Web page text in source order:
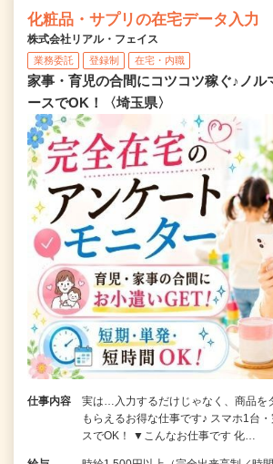
化粧品・サプリの在宅データ入力
株式会社リアル・フェイス
業務委託 登録制 在宅・内職
家事・育児の合間にコツコツ稼ぐ♪ノル
ースでOK！〈埼玉県〉
仕事内容
実は…入力するだけじゃなく、商品を
もらえるお得な仕事です♪ スマホ1台
スでOK！ ▼こんなお仕事です 化…